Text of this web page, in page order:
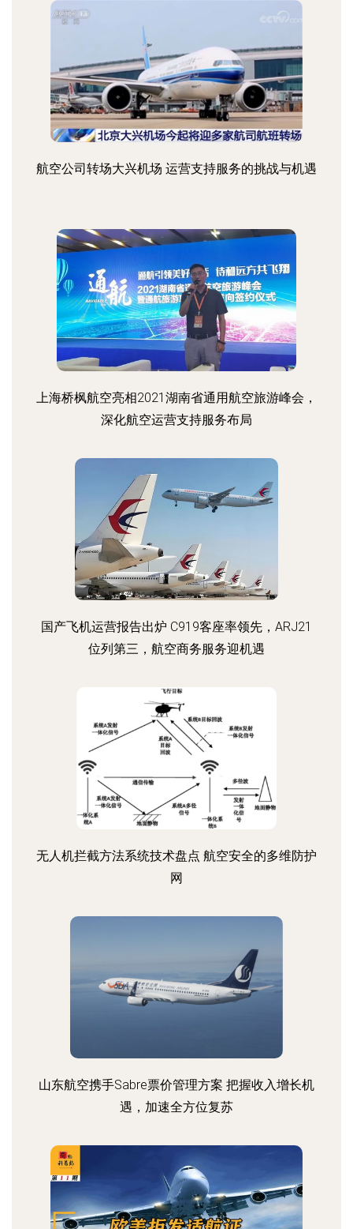
航空公司转场大兴机场 运营支持服务的挑战与机遇
上海桥枫航空亮相2021湖南省通用航空旅游峰会，
深化航空运营支持服务布局
国产飞机运营报告出炉 C919客座率领先，ARJ21
位列第三，航空商务服务迎机遇
无人机拦截方法系统技术盘点 航空安全的多维防护
网
山东航空携手Sabre票价管理方案 把握收入增长机
遇，加速全方位复苏